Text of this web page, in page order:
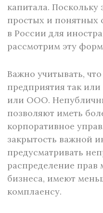
капитала.
простых и понятных
в России для
рассмотрим эту
Важно учитывать,
предприятия так
или ООО.
позволяют иметь
корпоративное
закрытость важной
предусматривать
распределение прав
бизнеса, имеют
комплаенсу.